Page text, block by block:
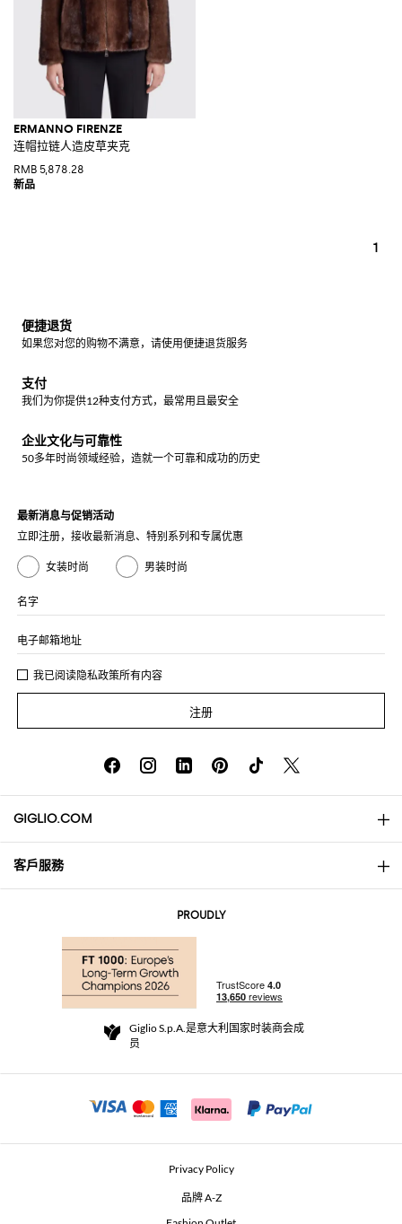
ERMANNO FIRENZE
连帽拉链人造皮草夹克
RMB 5,878.28
1
便捷退货
如果您对您的购物不满意，请使用便捷退货服务
支付
我们为你提供12种支付方式，最常用且最安全
企业文化与可靠性
50多年时尚领域经验，造就一个可靠和成功的历史
最新消息与促销活动
立即注册，接收最新消息、特别系列和专属优惠
女装时尚 男装时尚
名字
电子邮箱地址
我已阅读隐私政策所有内容
注册
GIGLIO.COM
About
Community Store
Beauty Seekers VIP Club
客戶服務
退货与退款
For a safe shopping experience
Security Communication
PROUDLY
Giglio S.p.A.是意大利国家时装商会成
员
Privacy Policy
品牌 A-Z